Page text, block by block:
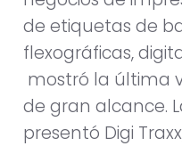
de etiquetas de
flexográficas,
mostró la última
de gran alcance.
presentó Digi